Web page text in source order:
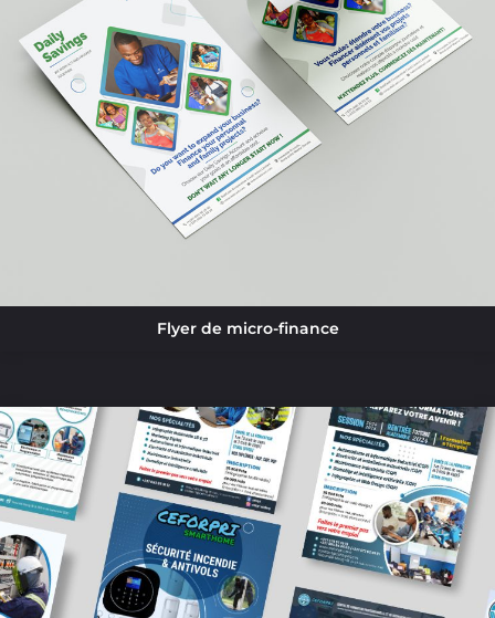
Flyer de micro-finance